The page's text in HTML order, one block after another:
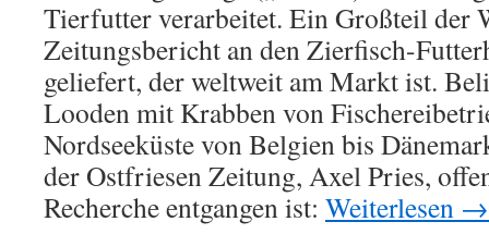
Tierfutter verarbeitet. Ein Großteil der
Zeitungsbericht an den Zierfisch-
geliefert, der weltweit am Markt ist.
Looden mit Krabben von
Nordseeküste von Belgien bis
der Ostfriesen Zeitung, Axel Pries,
Recherche entgangen ist: Weiterlesen →